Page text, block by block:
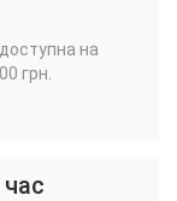
на
грн.